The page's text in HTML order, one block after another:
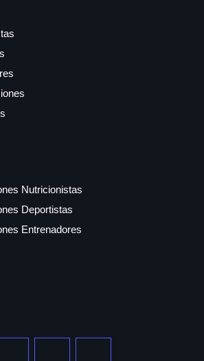
Nutricionistas
Deportistas
Entrenadores